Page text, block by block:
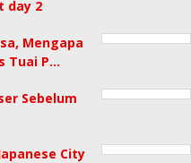
day 2
Mengapa
Tuai P…
Sebelum
City